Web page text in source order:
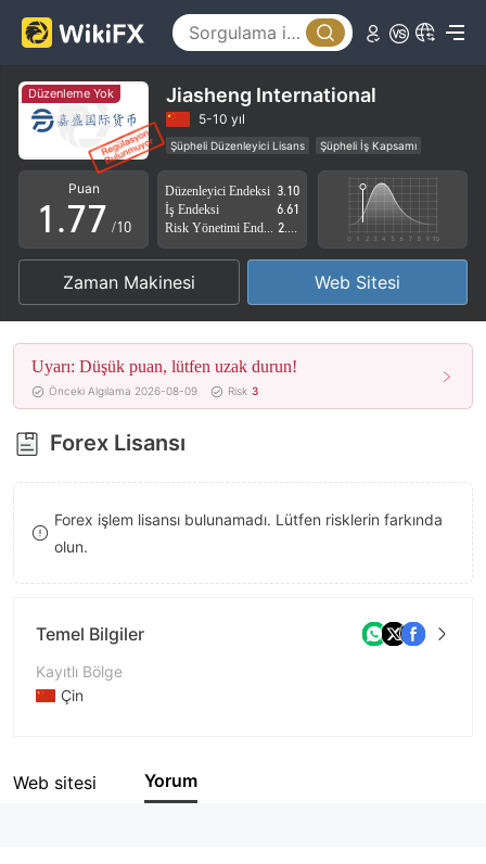
Düzenleme Yok Jiasheng International
5-10 yıl
Şüpheli Düzenleyici Lisans
Şüpheli İş Kapsamı
Yüksek düzeyde potansiyel risk
Puan
0
1
2
3
4
5
6
7
8
9
.
3
4
5
6
7
8
9
3
4
5
6
7
8
9
/10
Düzenleyici Endeksi 3.10
İş Endeksi
6.61
Zaman Makinesi Web Sitesi
Uyarı: Düşük puan, lütfen uzak durun!
Önceki Algılama 2026-08-09 Risk 3
Forex Lisansı
Forex işlem lisansı bulunamadı. Lütfen risklerin farkında
olun.
Temel Bilgiler
Kayıtlı Bölge
Çin
Şirket Adı
Web sitesi Yorum